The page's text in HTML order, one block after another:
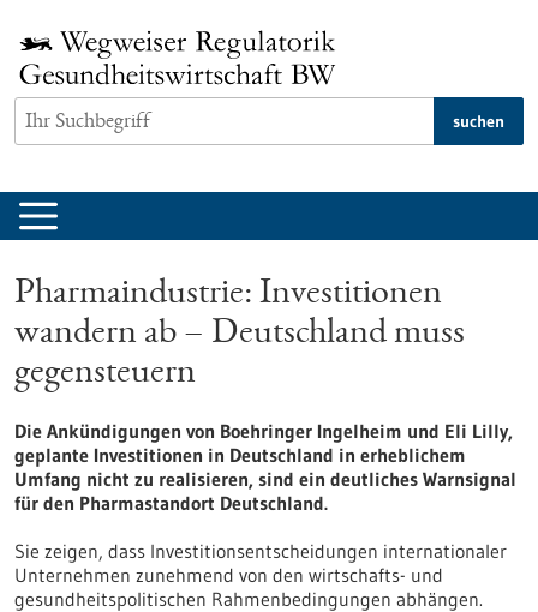
Inhalt
springen
suchen
Pharmaindustrie: Investitionen
wandern ab – Deutschland muss
gegensteuern
Die Ankündigungen von Boehringer Ingelheim und Eli Lilly,
geplante Investitionen in Deutschland in erheblichem
Umfang nicht zu realisieren, sind ein deutliches Warnsignal
für den Pharmastandort Deutschland.
Sie zeigen, dass Investitionsentscheidungen internationaler
Unternehmen zunehmend von den wirtschafts- und
gesundheitspolitischen Rahmenbedingungen abhängen.